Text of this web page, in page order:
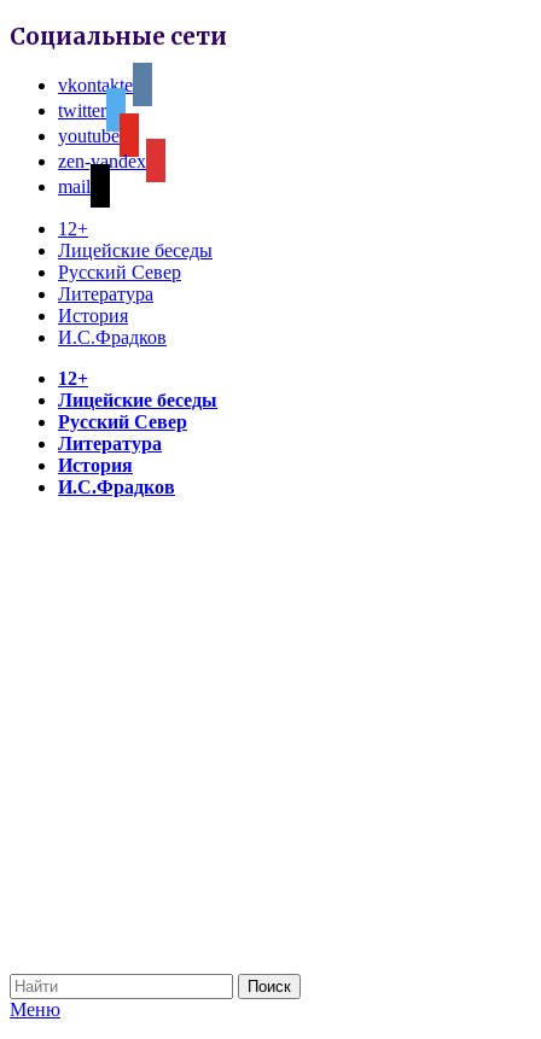
Социальные сети
vkontakte
twitter
youtube
zen-yandex
mail
12+
Лицейские беседы
Русский Север
Литература
История
И.С.Фрадков
12+
Лицейские беседы
Русский Север
Литература
История
И.С.Фрадков
Меню